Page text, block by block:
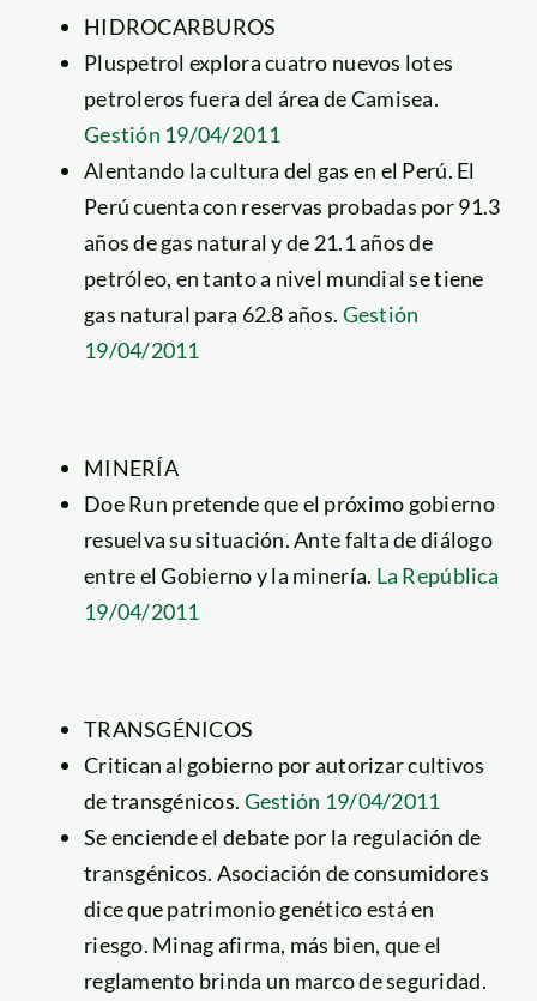
HIDROCARBUROS
Pluspetrol explora cuatro nuevos lotes
petroleros fuera del área de Camisea.
Gestión 19/04/2011
Alentando la cultura del gas en el Perú. El
Perú cuenta con reservas probadas por 91.3
años de gas natural y de 21.1 años de
petróleo, en tanto a nivel mundial se tiene
gas natural para 62.8 años. Gestión
19/04/2011
MINERÍA
Doe Run pretende que el próximo gobierno
resuelva su situación. Ante falta de diálogo
entre el Gobierno y la minería. La República
19/04/2011
TRANSGÉNICOS
Critican al gobierno por autorizar cultivos
de transgénicos. Gestión 19/04/2011
Se enciende el debate por la regulación de
transgénicos. Asociación de consumidores
dice que patrimonio genético está en
riesgo. Minag afirma, más bien, que el
reglamento brinda un marco de seguridad.